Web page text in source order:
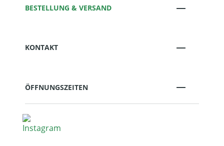
BESTELLUNG & VERSAND
KONTAKT
ÖFFNUNGSZEITEN